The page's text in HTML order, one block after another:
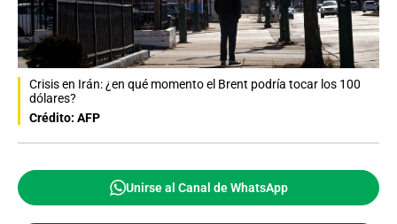
Crisis en Irán: ¿en qué momento el Brent podría tocar los 100
dólares?
Crédito: AFP
Unirse al Canal de WhatsApp